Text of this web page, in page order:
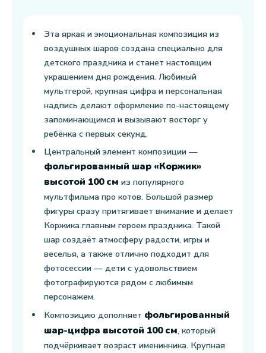
Эта яркая и эмоциональная композиция из
воздушных шаров создана специально для
детского праздника и станет настоящим
украшением дня рождения. Любимый
мультгерой, крупная цифра и персональная
надпись делают оформление по-настоящему
запоминающимся и вызывают восторг у
ребёнка с первых секунд.
Центральный элемент композиции —
фольгированный шар «Коржик»
высотой 100 см из популярного
мультфильма про котов. Большой размер
фигуры сразу притягивает внимание и делает
Коржика главным героем праздника. Такой
шар создаёт атмосферу радости, игры и
веселья, а также отлично подходит для
фотосессии — дети с удовольствием
фотографируются рядом с любимым
персонажем.
Композицию дополняет фольгированный
шар-цифра высотой 100 см, который
подчёркивает возраст именинника. Крупная